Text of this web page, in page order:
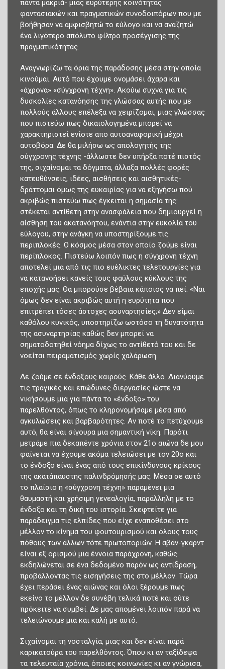
πάντα μακριά- μιας ευρύτερης κοινότητας
φαντασιακών και πραγματικών συνοδοιπόρων που με
βοήθησαν να αμφισβητώ το εύλογο και να αναζητώ
ένα λιγότερο απόλυτο φίλτρο προσέγγισης της
πραγματικότητας.
Αναγνωρίζω τα όρια της παράδοσης μέσα στην οποία
κινούμαι. Αυτό που έχουμε ονομάσει άχαρα και
«άχρονα» «σύγχρονη τέχνη». Ακούω συχνά για τις
δυσκολίες κατανόησης της γλώσσας αυτής που με
πολλούς άλλους επέλεξα να χειρίζομαι, μιας γλώσσας
που πιστεύω πως δικαιολογημένα μπορεί να
χαρακτηριστεί ενίοτε απο αυτοαναφορική μέχρι
αυτοβόρα. Δε θα μιλήσω ως απολογητής της
σύγχρονης τέχνης -άλλωστε δεν υπήρξα ποτέ πιστός
της, σιχαίνομαι τα δόγματα, άλλαξα πολλές φορές
κατευθύνσεις, ιδέες, αισθήσεις και αισθητικές-
δράττομαι όμως της ευκαιρίας για να εξηγήσω πού
ακριβώς πιστεύω πως έγκειται η σημασία της:
στέκεται αντίθετη στην ανασφάλεια που δημιουργεί η
αίσθηση του ακατανόητου, ενάντια στην ευκολία του
εύλογου, στην ανάγκη να υποστηρίξουμε τις
περιπλοκές. Ο κόσμος μέσα στον οποίο ζούμε είναι
περίπλοκος. Πιστεύω λοιπόν πως η σύγχρονη τέχνη
αποτελεί μια από τις πιο ευέλικτες τελετουργίες για
να κατανοήσει κανείς τους φαύλους κύκλους της
εποχής μας. Θα μπορούσε βέβαια κάποιος να πεί: «Ναι
όμως δεν είναι ακριβώς αυτή η ευρύτητα που
επιτρέπει τόσες άστοχες ασυναρτησίες;» Δεν είμαι
καθόλου κυνικός, υποστηρίζω ωστόσο τη δυνατότητα
της ασυναρτησίας καθώς δεν μπορεί να
σηματοδοτηθεί νόημα δίχως το αντίθετό του και δε
νοείται πειραματισμός χωρίς χαλάρωση.
Δε ζούμε σε ένδοξους καιρούς. Κάθε άλλο. Διανύουμε
τις τραγικές και επώδυνες διεργασίες ώστε να
νικήσουμε μια για πάντα το «ένδοξο» του
παρελθόντος, όπως το κληρονομήσαμε μέσα από
αγκυλώσεις και βαρβαρότητες. Αν ποτέ το πετύχουμε
αυτό, θα είναι σίγουρα μια σημαντική νίκη. Παρότι
μετράμε πια δεκαπέντε χρόνια στον 21ο αιώνα δε μου
φαίνεται να έχουμε ακόμα τελειώσει με τον 20ο και
το ένδοξο είναι ένας από τους επικίνδυνους κρίκους
της ακατάπαυστης παλινδρόμησής μας. Μέσα σε αυτό
το πλαίσιο η «σύγχρονη τέχνη» παραμένει μια
θαυμαστή και χρήσιμη γενεαλογία, παράλληλη με το
ένδοξο και τη δική του ιστορία. Σκεφτείτε για
παράδειγμα τις ελπίδες που είχε εναποθέσει στο
μέλλον το κίνημα του φουτουρισμού και όλους τους
πόθους των άλλων τότε πρωτοποριών. Η αβάν-γκαρντ
είναι εξ ορισμού μια έννοια παράχρονη, καθώς
εκδηλώνεται σε ένα δεδομένο παρόν ως αντίδραση,
προβάλλοντας τις εισηγήσεις της στο μέλλον. Τώρα
έχει περάσει ένας αιώνας και όλοι ξέρουμε πως
εκείνο το μέλλον δε συνέβη τελικά ποτέ και ούτε
πρόκειτε να συμβεί. Δε μας απομένει λοιπόν παρά να
τελειώνουμε μια και καλή με αυτό.
Σιχαίνομαι τη νοσταλγία, μιας και δεν είναι παρά
καρικατούρα του παρελθόντος. Όπου κι αν ταξίδεψα
τα τελευταία χρόνια, όποιες κοινωνίες κι αν γνώρισα,